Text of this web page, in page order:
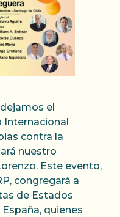
el
contra la
nuestro
Este evento,
congregará a
de Estados
quienes